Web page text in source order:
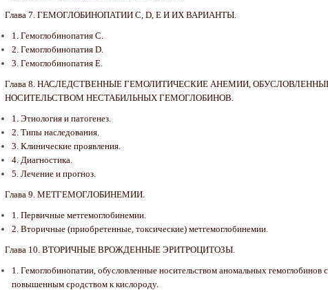
Глава 7. ГЕМОГЛОБИНОПАТИИ С, D, Е И ИХ ВАРИАНТЫ.
1. Гемоглобинопатия С.
2. Гемоглобинопатия D.
3. Гемоглобинопатия Е.
Глава 8. НАСЛЕДСТВЕННЫЕ ГЕМОЛИТИЧЕСКИЕ АНЕМИИ,
НОСИТЕЛЬСТВОМ НЕСТАБИЛЬНЫХ ГЕМОГЛОБИНОВ.
1. Этиология и патогенез.
2. Типы наследования.
3. Клинические проявления.
4. Диагностика.
5. Лечение и прогноз.
Глава 9. МЕТГЕМОГЛОБИНЕМИИ.
1. Первичные метгемоглобинемии.
2. Вторичные (приобретенные, токсические) метгемоглобинемии.
Глава 10. ВТОРИЧНЫЕ ВРОЖДЕННЫЕ ЭРИТРОЦИТОЗЫ.
1. Гемоглобинопатии, обусловленные носительством аномальных гемоглобинов с
повышенным сродством к кислороду.